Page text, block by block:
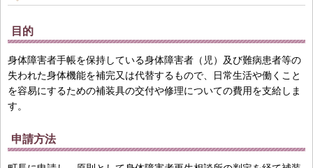
目的
身体障害者手帳を保持している身体障害者（児）及び難病患者等の
失われた身体機能を補完又は代替するもので、日常生活や働くこと
を容易にするための補装具の交付や修理についての費用を支給しま
す。
申請方法